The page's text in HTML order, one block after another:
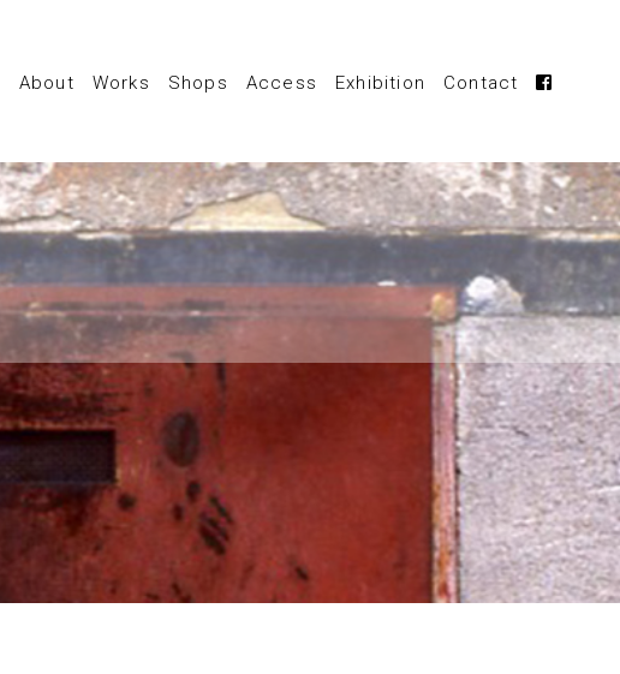
Contact
Exhibition
Access
Shops
Works
About
Woven felted rug
Other